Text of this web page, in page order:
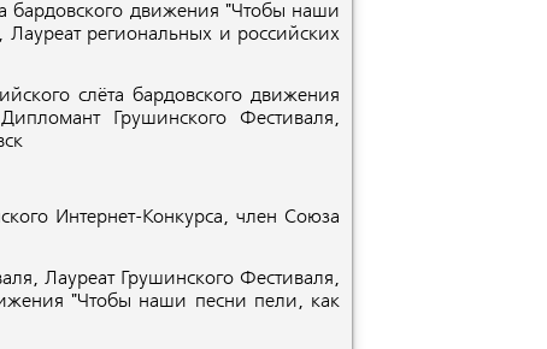
бардовского движения "Чтобы наши
региональных и российских
слёта бардовского движения
Грушинского Фестиваля,
Интернет-Конкурса, член Союза
Лауреат Грушинского Фестиваля,
"Чтобы наши песни пели, как